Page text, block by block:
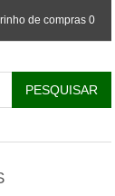
de compras 0